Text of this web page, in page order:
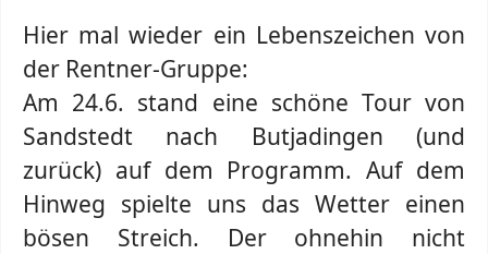
Hier mal wieder ein Lebenszeichen von
der Rentner-Gruppe:
Am 24.6. stand eine schöne Tour von
Sandstedt nach Butjadingen (und
zurück) auf dem Programm. Auf dem
Hinweg spielte uns das Wetter einen
bösen Streich. Der ohnehin nicht